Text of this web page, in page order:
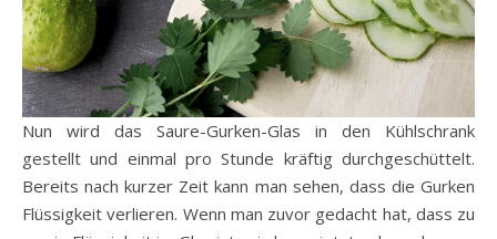
Nun wird das Saure-Gurken-Glas in den Kühlschrank
gestellt und einmal pro Stunde kräftig durchgeschüttelt.
Bereits nach kurzer Zeit kann man sehen, dass die Gurken
Flüssigkeit verlieren. Wenn man zuvor gedacht hat, dass zu